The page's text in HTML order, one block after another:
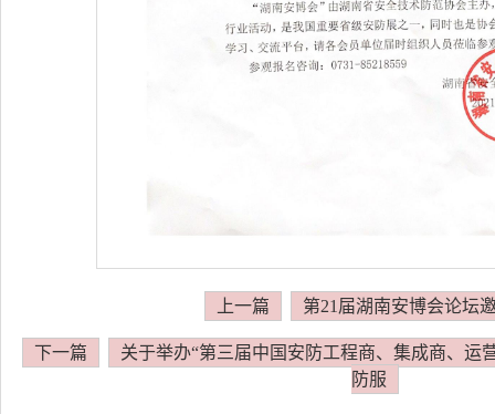
上一篇 第21届湖南安博会论坛
下一篇
关于举办“第三届中国安防工程商、集成商、运
防服